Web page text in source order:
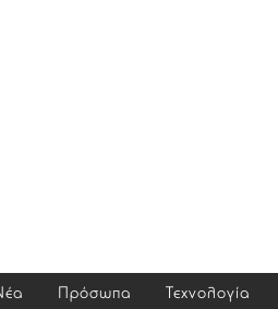
Πρόσωπα Τεχνολογία